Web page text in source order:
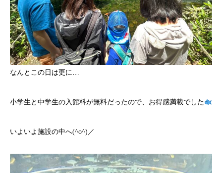
なんとこの日は更に…
小学生と中学生の入館料が無料だったので、お得感満載でした
いよいよ施設の中へ(^o^)／